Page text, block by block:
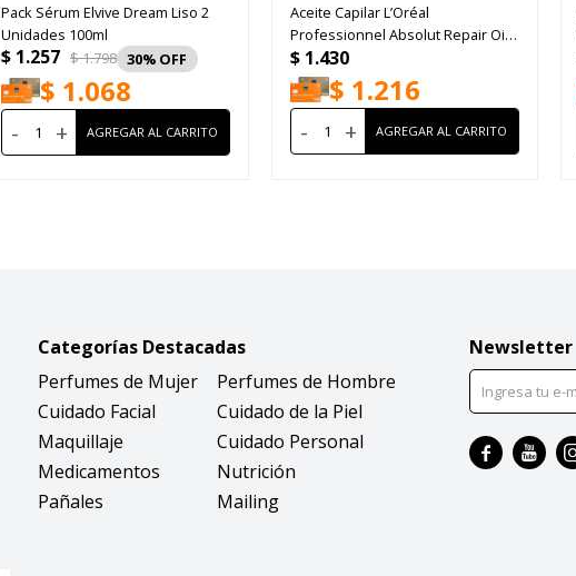
Pack Sérum Elvive Dream Liso 2
Unidades 100ml
$ 1.257 $1.798 30
$ 1.068
- +
Aceite Capilar L’Oréal
Professionnel Absolut Repair Oil
30ml
$ 1.430
$ 1.216
- +
Categorías Destacadas
Perfumes de Mujer
Perfumes de Hombre
Cuidado Facial
Cuidado de la Piel
Maquillaje
Cuidado Personal
Medicamentos
Nutrición
Pañales
Mailing
Newsletter
 